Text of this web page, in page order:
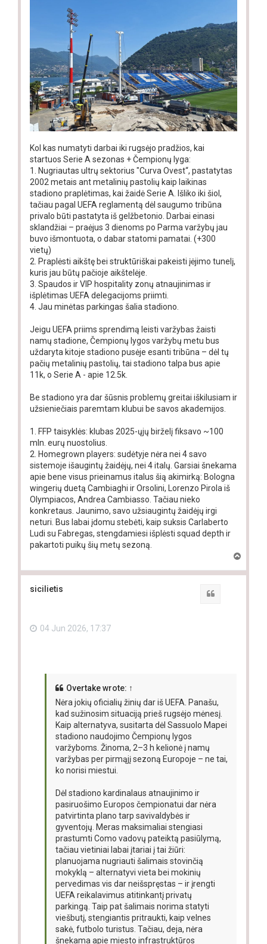
Kol kas numatyti darbai iki rugsėjo pradžios, kai
startuos Serie A sezonas + Čempionų lyga:
1. Nugriautas ultrų sektorius "Curva Ovest“, pastatytas
2002 metais ant metalinių pastolių kaip laikinas
stadiono praplėtimas, kai žaidė Serie A. Išliko iki šiol,
tačiau pagal UEFA reglamentą dėl saugumo tribūna
privalo būti pastatyta iš gelžbetonio. Darbai einasi
sklandžiai – praėjus 3 dienoms po Parma varžybų jau
buvo išmontuota, o dabar statomi pamatai. (+300
vietų)
2. Praplėsti aikštę bei struktūriškai pakeisti įėjimo tunelį,
kuris jau būtų pačioje aikštelėje.
3. Spaudos ir VIP hospitality zonų atnaujinimas ir
išplėtimas UEFA delegacijoms priimti.
4. Jau minėtas parkingas šalia stadiono.
Jeigu UEFA priims sprendimą leisti varžybas žaisti
namų stadione, Čempionų lygos varžybų metu bus
uždaryta kitoje stadiono pusėje esanti tribūna – dėl tų
pačių metalinių pastolių, tai stadiono talpa bus apie
11k, o Serie A - apie 12.5k.
Be stadiono yra dar šūsnis problemų greitai iškilusiam ir
užsieniečiais paremtam klubui be savos akademijos.
1. FFP taisyklės: klubas 2025-ųjų birželį fiksavo ~100
mln. eurų nuostolius.
2. Homegrown players: sudėtyje nėra nei 4 savo
sistemoje išaugintų žaidėjų, nei 4 italų. Garsiai šnekama
apie bene visus prieinamus italus šią akimirką: Bologna
wingerių duetą Cambiaghi ir Orsolini, Lorenzo Pirola iš
Olympiacos, Andrea Cambiasso. Tačiau nieko
konkretaus. Jaunimo, savo užsiaugintų žaidėjų irgi
neturi. Bus labai įdomu stebėti, kaip suksis Carlaberto
Ludi su Fabregas, stengdamiesi išplėsti squad depth ir
pakartoti puikų šių metų sezoną.
p
sicilietis
04 Jun 2026, 17:37
Overtakewrote: ↑
Nėra jokių oficialių žinių dar iš UEFA. Panašu,
kad sužinosim situaciją prieš rugsėjo mėnesį.
Kaip alternatyva, susitarta dėl Sassuolo Mapei
stadiono naudojimo Čempionų lygos
varžyboms. Žinoma, 2–3 h kelionė į namų
varžybas per pirmąjį sezoną Europoje – ne tai,
ko norisi miestui.
Dėl stadiono kardinalaus atnaujinimo ir
pasiruošimo Europos čempionatui dar nėra
patvirtinta plano tarp savivaldybės ir
gyventojų. Meras maksimaliai stengiasi
prastumti Como vadovų pateiktą pasiūlymą,
tačiau vietiniai labai įtariai į tai žiūri:
planuojama nugriauti šalimais stovinčią
mokyklą – alternatyvi vieta bei mokinių
pervedimas vis dar neišspręstas – ir įrengti
UEFA reikalavimus atitinkantį privatų
parkingą. Taip pat šalimais norima statyti
viešbutį, stengiantis pritraukti, kaip velnes
sakė, futbolo turistus. Tačiau, deja, nėra
šnekama apie miesto infrastruktūros